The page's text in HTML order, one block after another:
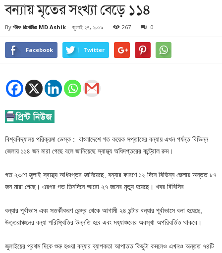
বন্যায় মৃতের সংখ্যা বেড়ে ১১৪
By স্টাফ রিপোর্টারঃ MD Ashik - জুলাই ২৭, ২০১৯ 267 0
Facebook Twitter
বিশ্ববিদ্যালয় পরিক্রমা ডেস্ক : বাংলাদেশে গত কয়েক সপ্তাহের বন্যায় এখন পর্যন্ত বিভিন্ন
জেলায় ১১৪ জন মারা গেছে বলে জানিয়েছে স্বাস্থ্য অধিদপ্তরের কন্ট্রোল রুম।
গত ২৩শে জুলাই স্বাস্থ্য অধিদপ্তর জানিয়েছে, বন্যার কারণে ১২ দিনে বিভিন্ন জেলায় অন্তত ৮৭
জন মারা গেছে। এরপর গত তিনদিনে আরো ২৭ জনের মৃত্যু হয়েছে। খবর বিবিসির
বন্যার পূর্বাভাস এবং সতর্কীকরণ কেন্দ্র থেকে আগামী ২৪ ঘন্টার বন্যার পূর্বাভাসে বলা হয়েছে,
উত্তরাঞ্চলের বন্যা পরিস্থিতির উন্নতি হবে এবং মধ্যাঞ্চলের অবস্থা অপরিবর্তিত থাকবে।
জুলাইয়ের প্রথম দিকে শুরু হওয়া বন্যার ব্যাপকতা আপাতত কিছুটা কমলেও এখনও অন্তত ৭৪টি